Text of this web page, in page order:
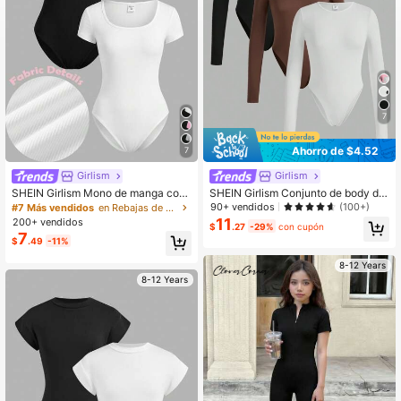
679K Seguidores
7
Girlism
SHEIN Girlism Mono de manga cort
a con cuello cuadrado de uso diario
minimalista de unicolor para niñas p
readolescentes
#7 Más vendidos
en Rebajas de verano Bodys y monos para niñas prea
200+ vendidos
$7.49 -11%
8-12 Years
7
Ahorro de $4.52
Girlism
SHEIN Girlism Conjunto de body de
manga larga de cuello redondo mini
malista y cómodo para niña preadol
escente
90+ vendidos (100+)
$11 .27 -29% con cupón
8-12 Years